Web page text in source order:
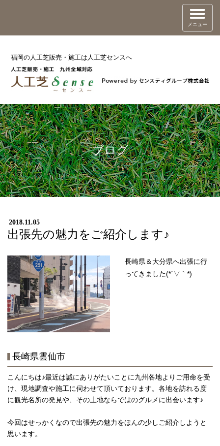
福岡の人工芝販売・施工は人工芝センスへ
メニュー
ブログ
2018.11.05
出張先の魅力をご紹介します♪
長崎県＆大分県へ出張に行
ってきました(*´▽｀*)
長崎県雲仙市
こんにちは♪最近は誠にありがたいことに九州各地よりご用命を受
け、現地調査や施工に伺わせて頂いております。各地を訪れる度
に観光名所の発見や、その土地ならではのグルメに出会います♪
今回はせっかくなので出張先の魅力をほんの少しご紹介しようと
思います。